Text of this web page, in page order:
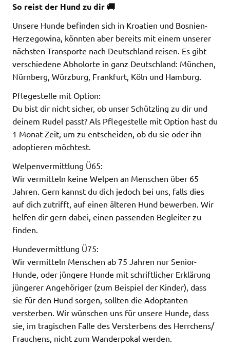
So reist der Hund zu dir 🚚
Unsere Hunde befinden sich in Kroatien und Bosnien-
Herzegowina, könnten aber bereits mit einem unserer
nächsten Transporte nach Deutschland reisen. Es gibt
verschiedene Abholorte in ganz Deutschland: München,
Nürnberg, Würzburg, Frankfurt, Köln und Hamburg.
Pflegestelle mit Option:
Du bist dir nicht sicher, ob unser Schützling zu dir und
deinem Rudel passt? Als Pflegestelle mit Option hast du
1 Monat Zeit, um zu entscheiden, ob du sie oder ihn
adoptieren möchtest.
Welpenvermittlung Ü65:
Wir vermitteln keine Welpen an Menschen über 65
Jahren. Gern kannst du dich jedoch bei uns, falls dies
auf dich zutrifft, auf einen älteren Hund bewerben. Wir
helfen dir gern dabei, einen passenden Begleiter zu
finden.
Hundevermittlung Ü75:
Wir vermitteln Menschen ab 75 Jahren nur Senior-
Hunde, oder jüngere Hunde mit schriftlicher Erklärung
jüngerer Angehöriger (zum Beispiel der Kinder), dass
sie für den Hund sorgen, sollten die Adoptanten
versterben. Wir wünschen uns für unsere Hunde, dass
sie, im tragischen Falle des Versterbens des Herrchens/
Frauchens, nicht zum Wanderpokal werden.